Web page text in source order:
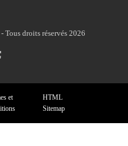
droits réservés 2026
et
HTML
Sitemap